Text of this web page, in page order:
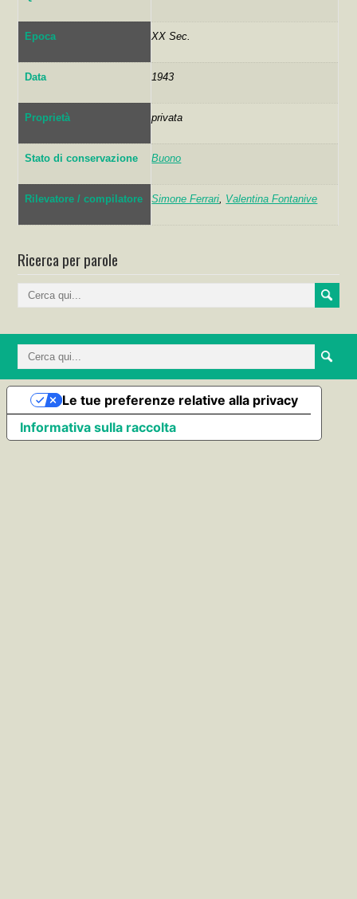
Epoca XX Sec.
Data 1943
Proprietà privata
Stato di conservazione Buono
Rilevatore / compilatore Simone Ferrari, Valentina Fontanive
Ricerca per parole
Informativa sulla raccolta
Le tue preferenze relative alla privacy